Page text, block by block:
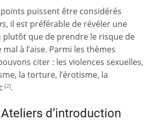
puissent être considérés
, il est préférable de révéler une
que de prendre le risque de
à l’aise. Parmi les thèmes
citer : les violences sexuelles,
la torture, l’érotisme, la
(2).
d’introduction